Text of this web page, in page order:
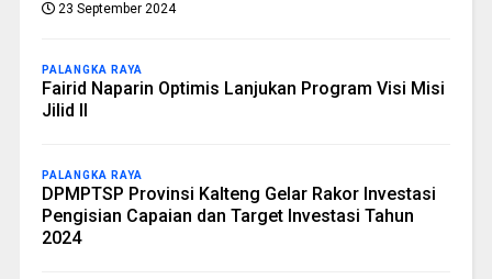
23 September 2024
PALANGKA RAYA
Fairid Naparin Optimis Lanjukan Program Visi Misi
Jilid II
PALANGKA RAYA
DPMPTSP Provinsi Kalteng Gelar Rakor Investasi
Pengisian Capaian dan Target Investasi Tahun
2024